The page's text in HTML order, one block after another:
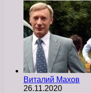
Виталий Махов
26.11.2020